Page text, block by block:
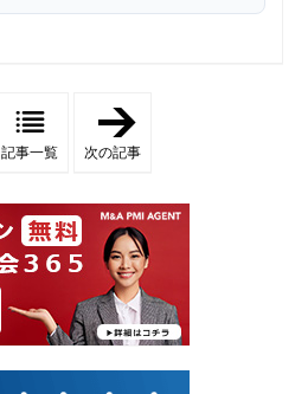
記事一覧
C
傾
向
と
売
却
次の記事